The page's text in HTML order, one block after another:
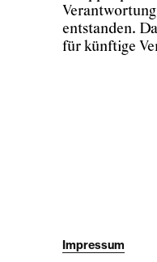
entstanden.
für künftige
Impressum